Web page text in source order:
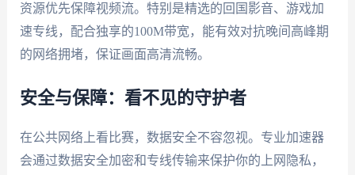
资源优先保障视频流。特别是精选的回国影音、游戏加
速专线，配合独享的100M带宽，能有效对抗晚间高峰期
的网络拥堵，保证画面高清流畅。
安全与保障：看不见的守护者
在公共网络上看比赛，数据安全不容忽视。专业加速器
会通过数据安全加密和专线传输来保护你的上网隐私，